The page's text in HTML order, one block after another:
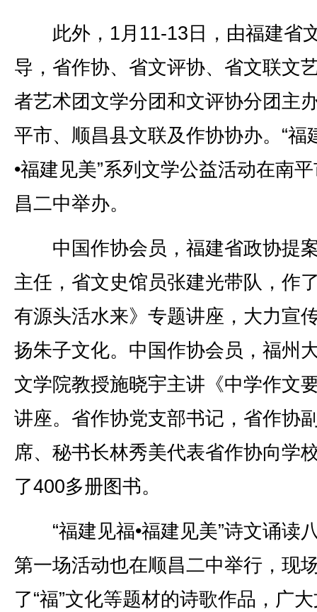
此外，1月11-13日，由福建省
导，省作协、省文评协、省文联文
者艺术团文学分团和文评协分团主
平市、顺昌县文联及作协协办。“福
•福建见美”系列文学公益活动在南
昌二中举办。
中国作协会员，福建省政协提
主任，省文史馆员张建光带队，作
有源头活水来》专题讲座，大力宣
扬朱子文化。中国作协会员，福州
文学院教授施晓宇主讲《中学作文
讲座。省作协党支部书记，省作协
席、秘书长林秀美代表省作协向学
了400多册图书。
“福建见福•福建见美”诗文诵读
第一场活动也在顺昌二中举行，现
了“福”文化等题材的诗歌作品，广